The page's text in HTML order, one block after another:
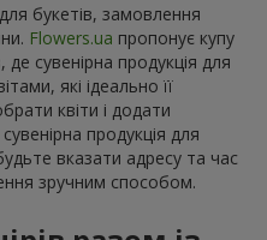
букетів, замовлення
Flowers.ua пропонує купу
сувенірна продукція для
які ідеально її
квіти і додати
продукція для
вказати адресу та час
зручним способом.